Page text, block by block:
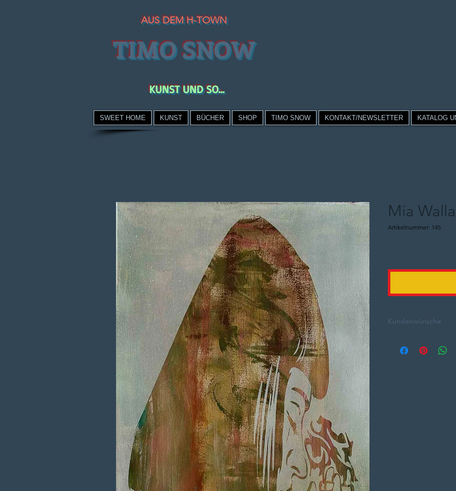
AUS DEM H-TOWN
TIMO SNOW
KUNST UND SO...
SWEET HOME KUNST BÜCHER SHOP TIMO SNOW KONTAKT/NEWSLETTER KATALOG
Mia
Artikelnummer: 145
Kundenwünsche